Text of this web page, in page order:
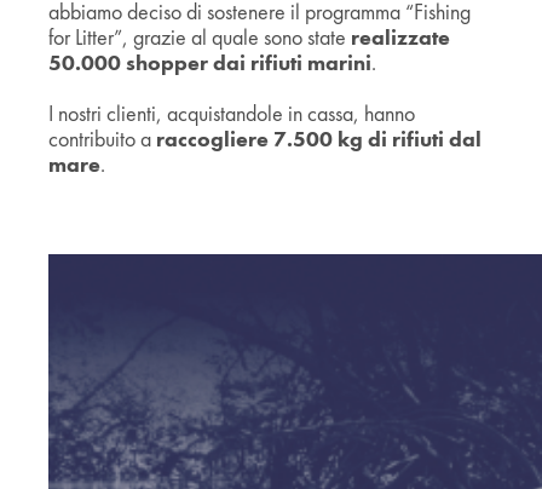
abbiamo deciso di sostenere il programma “Fishing
for Litter”, grazie al quale sono state realizzate
50.000 shopper dai rifiuti marini.
I nostri clienti, acquistandole in cassa, hanno
contribuito a raccogliere 7.500 kg di rifiuti dal
mare.